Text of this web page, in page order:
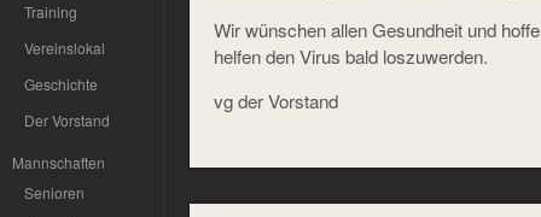
Training
Vereinslokal
Geschichte
Der Vorstand
Mannschaften
Senioren
Wir wünschen allen Gesundheit und
helfen den Virus bald loszuwerden.
vg der Vorstand